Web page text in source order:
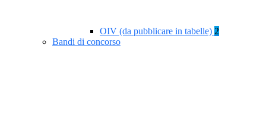
OIV (da pubblicare in tabelle) 2
Bandi di concorso